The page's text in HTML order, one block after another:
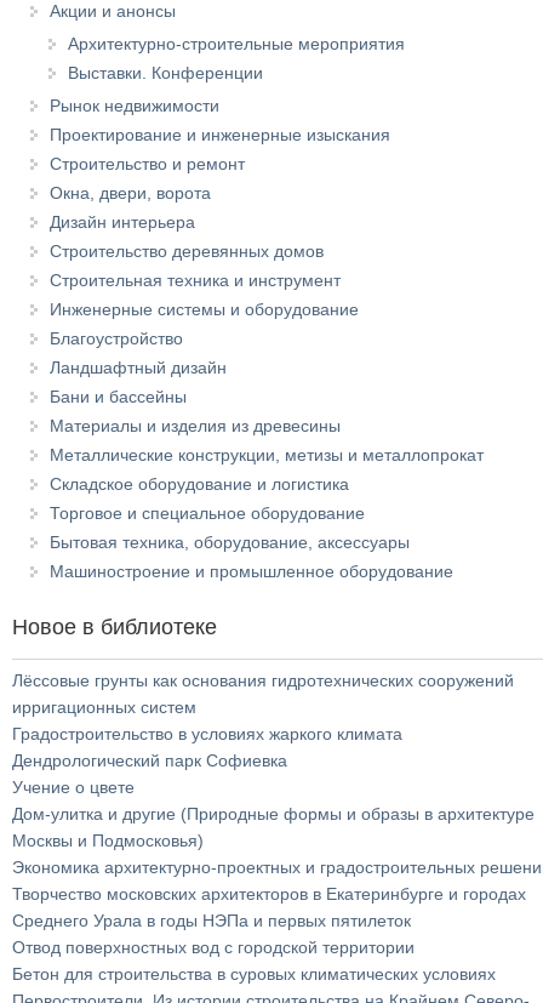
Акции и анонсы
Архитектурно-строительные мероприятия
Выставки. Конференции
Рынок недвижимости
Проектирование и инженерные изыскания
Строительство и ремонт
Окна, двери, ворота
Дизайн интерьера
Строительство деревянных домов
Строительная техника и инструмент
Инженерные системы и оборудование
Благоустройство
Ландшафтный дизайн
Бани и бассейны
Материалы и изделия из древесины
Металлические конструкции, метизы и металлопрокат
Складское оборудование и логистика
Торговое и специальное оборудование
Бытовая техника, оборудование, аксессуары
Машиностроение и промышленное оборудование
Новое в библиотеке
Лёссовые грунты как основания гидротехнических сооружений
ирригационных систем
Градостроительство в условиях жаркого климата
Дендрологический парк Софиевка
Учение о цвете
Дом-улитка и другие (Природные формы и образы в архитектуре
Москвы и Подмосковья)
Экономика архитектурно-проектных и градостроительных
Творчество московских архитекторов в Екатеринбурге и городах
Среднего Урала в годы НЭПа и первых пятилеток
Отвод поверхностных вод с городской территории
Бетон для строительства в суровых климатических условиях